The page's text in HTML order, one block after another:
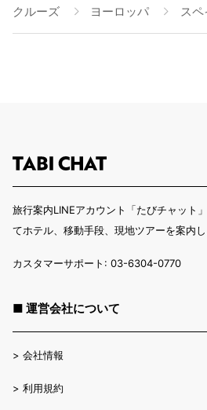
クルーズ ヨーロッパ スペ
旅行案内LINEアカウント「たびチャット
てホテル、移動手段、現地ツアーを案内し
カスタマーサポート: 03-6304-0770
■ 運営会社について
> 会社情報
> 利用規約